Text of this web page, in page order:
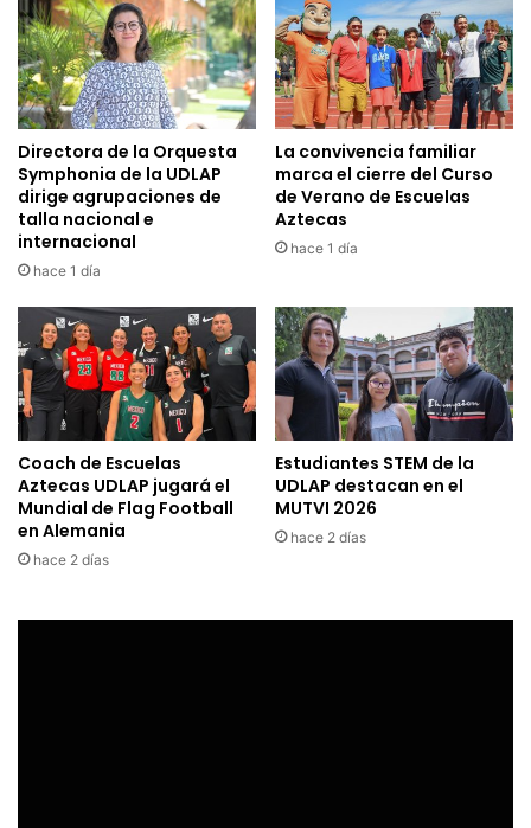
Directora de la Orquesta
Symphonia de la UDLAP
dirige agrupaciones de
talla nacional e
internacional
hace 1 día
La convivencia familiar
marca el cierre del Curso
de Verano de Escuelas
Aztecas
hace 1 día
Coach de Escuelas
Aztecas UDLAP jugará el
Mundial de Flag Football
en Alemania
hace 2 días
Estudiantes STEM de la
UDLAP destacan en el
MUTVI 2026
hace 2 días